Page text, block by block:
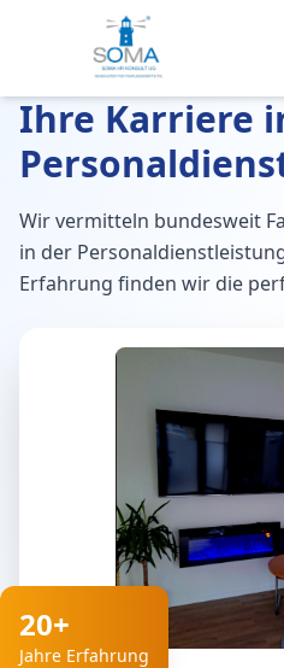
Ihre Karriere
Wir vermitteln bundesweit
in der
Erfahrung finden wir die
20+
Jahre Erfahrung